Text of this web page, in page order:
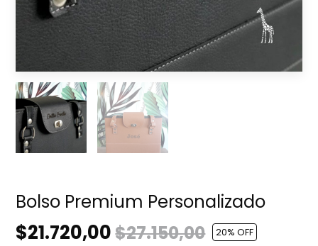
Bolso Premium Personalizado
$21.720,00$27.150,00 20% OFF